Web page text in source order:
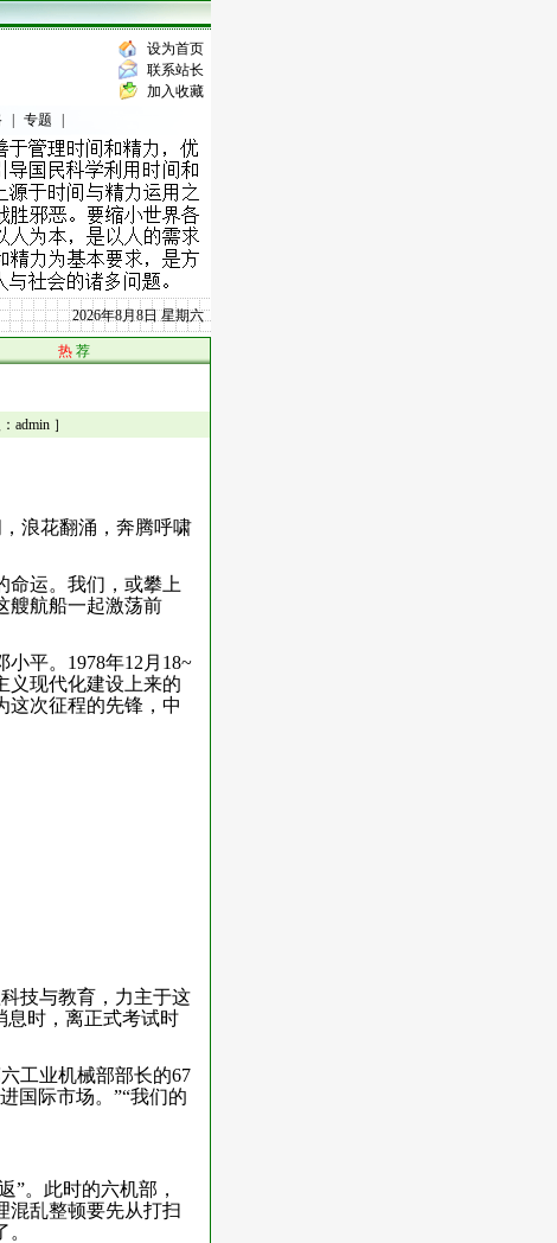
设为首页
联系站长
加入收藏
专题
2026年8月8日 星期六
热 荐
］
浪花翻涌，奔腾呼啸
命运。我们，或攀上
艘航船一起激荡前
平。1978年12月18~
义现代化建设上来的
这次征程的先锋，中
技与教育，力主于这
息时，离正式考试时
工业机械部部长的67
国际市场。”“我们的
”。此时的六机部，
混乱整顿要先从打扫